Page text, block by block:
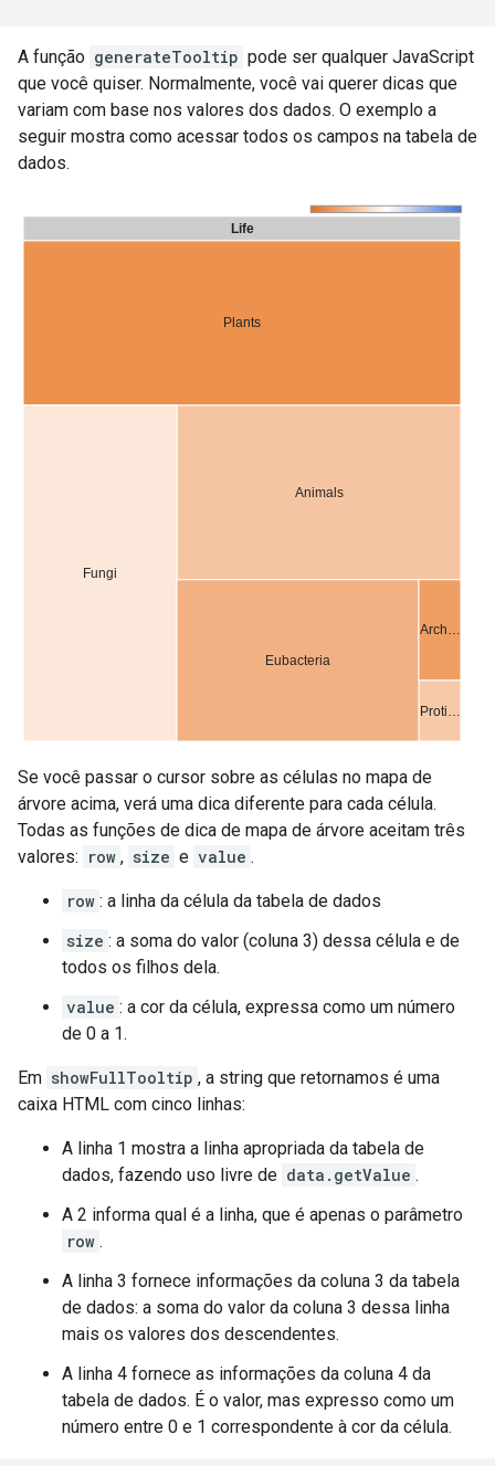
A função generateTooltip pode ser qualquer JavaScript
que você quiser. Normalmente, você vai querer dicas que
variam com base nos valores dos dados. O exemplo a
seguir mostra como acessar todos os campos na tabela de
dados.
Se você passar o cursor sobre as células no mapa de
árvore acima, verá uma dica diferente para cada célula.
Todas as funções de dica de mapa de árvore aceitam três
valores: row , size e value .
row : a linha da célula da tabela de dados
size : a soma do valor (coluna 3) dessa célula e de
todos os filhos dela.
value : a cor da célula, expressa como um número
de 0 a 1.
Em showFullTooltip , a string que retornamos é uma
caixa HTML com cinco linhas:
A linha 1 mostra a linha apropriada da tabela de
dados, fazendo uso livre de data.getValue .
A 2 informa qual é a linha, que é apenas o parâmetro
row .
A linha 3 fornece informações da coluna 3 da tabela
de dados: a soma do valor da coluna 3 dessa linha
mais os valores dos descendentes.
A linha 4 fornece as informações da coluna 4 da
tabela de dados. É o valor, mas expresso como um
número entre 0 e 1 correspondente à cor da célula.